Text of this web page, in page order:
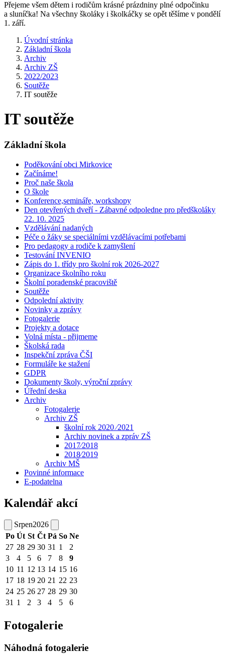
Přejeme všem dětem i rodičům krásné prázdniny plné odpočinku
a sluníčka! Na všechny školáky i školkáčky se opět těšíme v pondělí
1. září.
Úvodní stránka
Základní škola
Archiv
Archiv ZŠ
2022/2023
Soutěže
IT soutěže
IT soutěže
Základní škola
Poděkování obci Mirkovice
Začínáme!
Proč naše škola
O škole
Konference,semináře, workshopy
Den otevřených dveří - Zábavné odpoledne pro předškoláky
22. 10. 2025
Vzdělávání nadaných
Péče o žáky se speciálními vzdělávacími potřebami
Pro pedagogy a rodiče k zamyšlení
Testování INVENIO
Zápis do 1. třídy pro školní rok 2026-2027
Organizace školního roku
Školní poradenské pracoviště
Soutěže
Odpolední aktivity
Novinky a zprávy
Fotogalerie
Projekty a dotace
Volná místa - přijmeme
Školská rada
Inspekční zpráva ČŠI
Formuláře ke stažení
GDPR
Dokumenty školy, výroční zprávy
Úřední deska
Archiv
Fotogalerie
Archiv ZŠ
školní rok 2020 ⁄2021
Archiv novinek a zpráv ZŠ
2017⁄2018
2018⁄2019
Archiv MŠ
Povinné informace
E-podatelna
Kalendář akcí
Srpen2026
Po Út St Čt Pá So Ne
27 28 29 30 31 1
2
3
4 5 6 7 8
9
10 11 12 13 14 15 16
17 18 19 20 21 22 23
24 25 26 27 28 29 30
31 1 2 3 4 5 6
Fotogalerie
Náhodná fotogalerie